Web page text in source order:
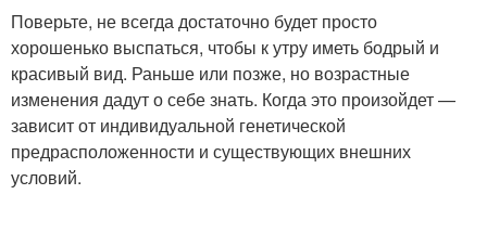
Поверьте, не всегда достаточно будет просто
хорошенько выспаться, чтобы к утру иметь бодрый и
красивый вид. Раньше или позже, но возрастные
изменения дадут о себе знать. Когда это произойдет —
зависит от индивидуальной генетической
предрасположенности и существующих внешних
условий.